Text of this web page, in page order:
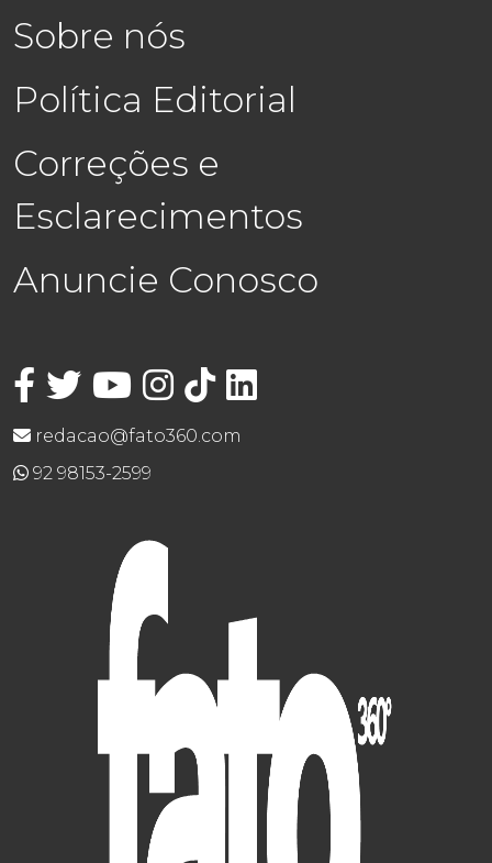
Sobre nós
Política Editorial
Correções e
Esclarecimentos
Anuncie Conosco
redacao@fato360.com
92 98153-2599